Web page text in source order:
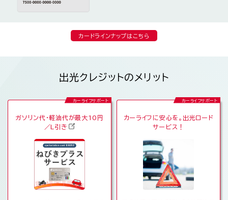
カードラインナップはこちら
出光クレジットのメリット
カーライフサポート
ガソリン代・軽油代が最大10円
／L引き
カーライフサポート
カーライフに安心を。 出光ロード
サービス！